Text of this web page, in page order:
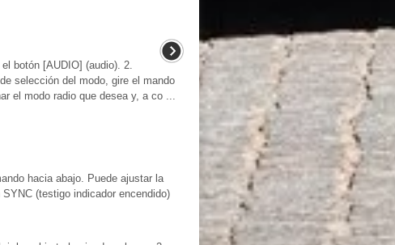
botón [AUDIO] (audio). 2.
selección del modo, gire el mando
el modo radio que desea y, a co ...
hacia abajo. Puede ajustar la
(testigo indicador encendido)